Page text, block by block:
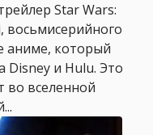
Star Wars:
восьмисерийного
аниме, который
Disney и Hulu. Это
вселенной